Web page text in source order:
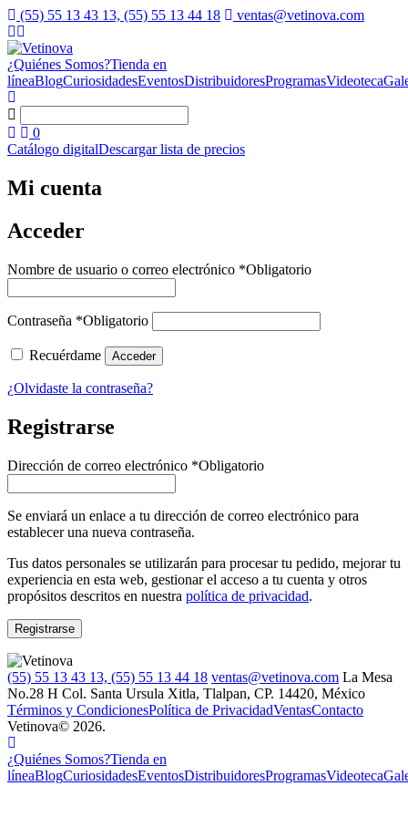
(55) 55 13 43 13, (55) 55 13 44 18 ventas@vetinova.com
¿Quiénes Somos?Tienda en
líneaBlogCuriosidadesEventosDistribuidoresProgramasVideoteca
0
Catálogo digitalDescargar lista de precios
Mi cuenta
Acceder
Nombre de usuario o correo electrónico *Obligatorio
Contraseña *Obligatorio
Recuérdame Acceder
¿Olvidaste la contraseña?
Registrarse
Dirección de correo electrónico *Obligatorio
Se enviará un enlace a tu dirección de correo electrónico para
establecer una nueva contraseña.
Tus datos personales se utilizarán para procesar tu pedido, mejorar tu
experiencia en esta web, gestionar el acceso a tu cuenta y otros
propósitos descritos en nuestra política de privacidad.
Registrarse
(55) 55 13 43 13, (55) 55 13 44 18 ventas@vetinova.com La Mesa
No.28 H Col. Santa Ursula Xitla, Tlalpan, CP. 14420, México
Términos y CondicionesPolítica de PrivacidadVentasContacto
Vetinova© 2026.
¿Quiénes Somos?Tienda en
líneaBlogCuriosidadesEventosDistribuidoresProgramasVideoteca